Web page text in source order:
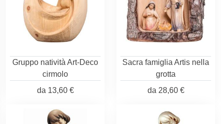
Gruppo natività Art-Deco
cirmolo
da 13,60 €
Sacra famiglia Artis nella
grotta
da 28,60 €